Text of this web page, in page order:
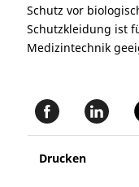
Schutz vor
Schutzkleidung ist
Medizintechnik
Drucken